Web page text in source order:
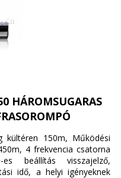
HÁROMSUGARAS
kültéren 150m, Működési
4 frekvencia csatorna
es beállítás visszajelző,
idő, a helyi igényeknek